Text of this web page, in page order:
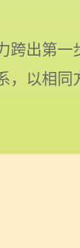
跨出第
，以相同